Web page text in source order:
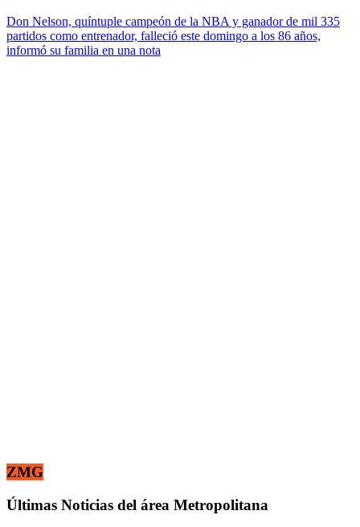
Don Nelson, quíntuple campeón de la NBA y ganador de mil 335
partidos como entrenador, falleció este domingo a los 86 años,
informó su familia en una nota
ZMG
Últimas Noticias del área Metropolitana